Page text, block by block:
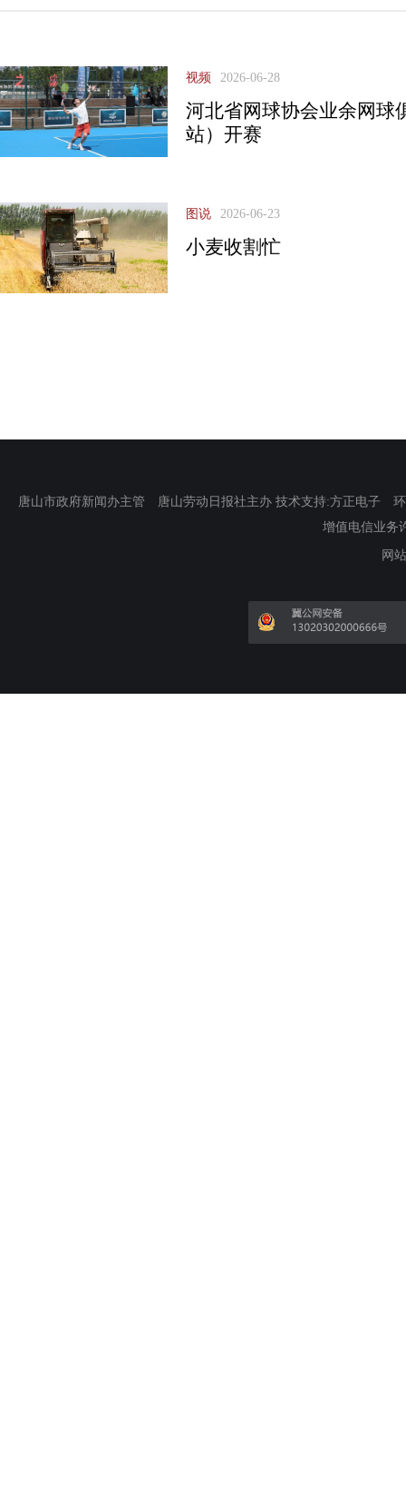
视频 2026-06-28
河北省网球协会业余网球
站）开赛
图说 2026-06-23
小麦收割忙
唐山市政府新闻办主管 唐山劳动日报社主办 技术支持:方正电子
增值电信业务
网